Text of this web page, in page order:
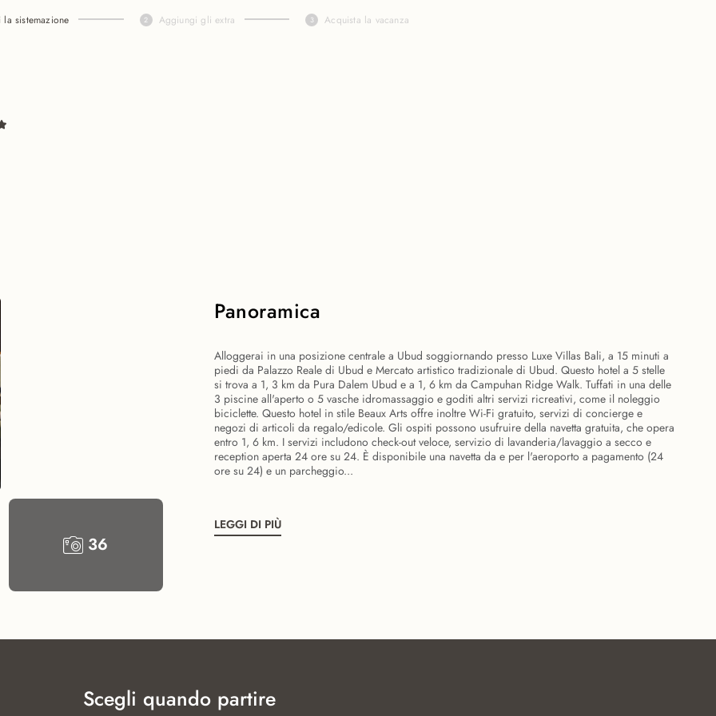
la sistemazione Aggiungi gli extra Acquista la vacanza
36
Panoramica
Alloggerai in una posizione centrale a Ubud soggiornando presso Luxe Villas Bali, a 15 minuti a
piedi da Palazzo Reale di Ubud e Mercato artistico tradizionale di Ubud. Questo hotel a 5 stelle
si trova a 1, 3 km da Pura Dalem Ubud e a 1, 6 km da Campuhan Ridge Walk. Tuffati in una delle
3 piscine all'aperto o 5 vasche idromassaggio e goditi altri servizi ricreativi, come il noleggio
biciclette. Questo hotel in stile Beaux Arts offre inoltre Wi-Fi gratuito, servizi di concierge e
negozi di articoli da regalo/edicole. Gli ospiti possono usufruire della navetta gratuita, che opera
entro 1, 6 km. I servizi includono check-out veloce, servizio di lavanderia/lavaggio a secco e
reception aperta 24 ore su 24. È disponibile una navetta da e per l'aeroporto a pagamento (24
ore su 24) e un parcheggio...
LEGGI DI PIÙ
Scegli quando partire